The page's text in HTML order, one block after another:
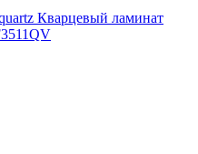
Кварцевый ламинат